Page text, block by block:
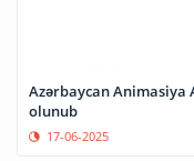
Azərbaycan Animasiya
olunub
17-06-2025